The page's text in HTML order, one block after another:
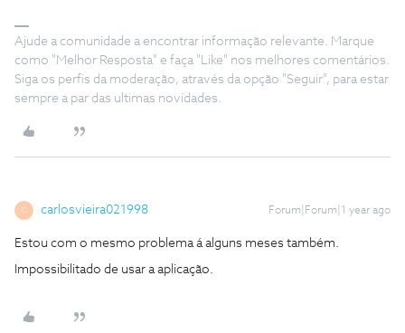
Ajude a comunidade a encontrar informação relevante. Marque
como "Melhor Resposta" e faça "Like" nos melhores comentários.
Siga os perfis da moderação, através da opção "Seguir", para estar
sempre a par das ultimas novidades.
C carlosvieira021998 Forum|Forum|1 year ago
Estou com o mesmo problema á alguns meses também.
Impossibilitado de usar a aplicação.